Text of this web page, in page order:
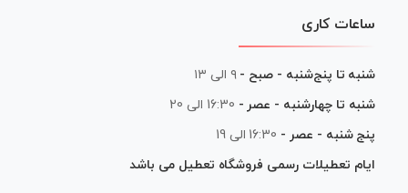
ساعات کاری
شنبه تا پنج‌شنبه - صبح - ۹ الی ۱۳
شنبه تا چهارشنبه - عصر - 16:30 الی 20
پنج شنبه - عصر - 16:30 الی 19
ایام تعطیلات رسمی فروشگاه تعطیل می باشد